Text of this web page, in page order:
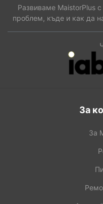
Развиваме MaistorPlus
проблем, къде и как да
За
За